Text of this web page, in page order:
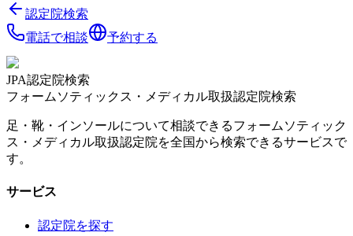
認定院検索
電話で相談
予約する
JPA認定院検索
フォームソティックス・メディカル取扱認定院検索
足・靴・インソールについて相談できるフォームソティック
ス・メディカル取扱認定院を全国から検索できるサービスで
す。
サービス
認定院を探す